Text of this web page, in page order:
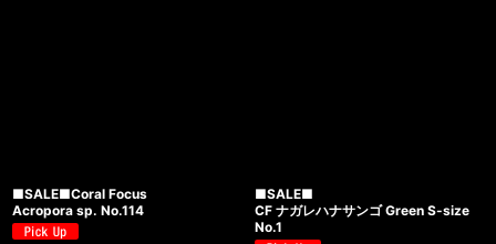
■SALE■Coral Focus
Acropora sp. No.114
■SALE■
CF ナガレハナサンゴ Green S-size
No.1